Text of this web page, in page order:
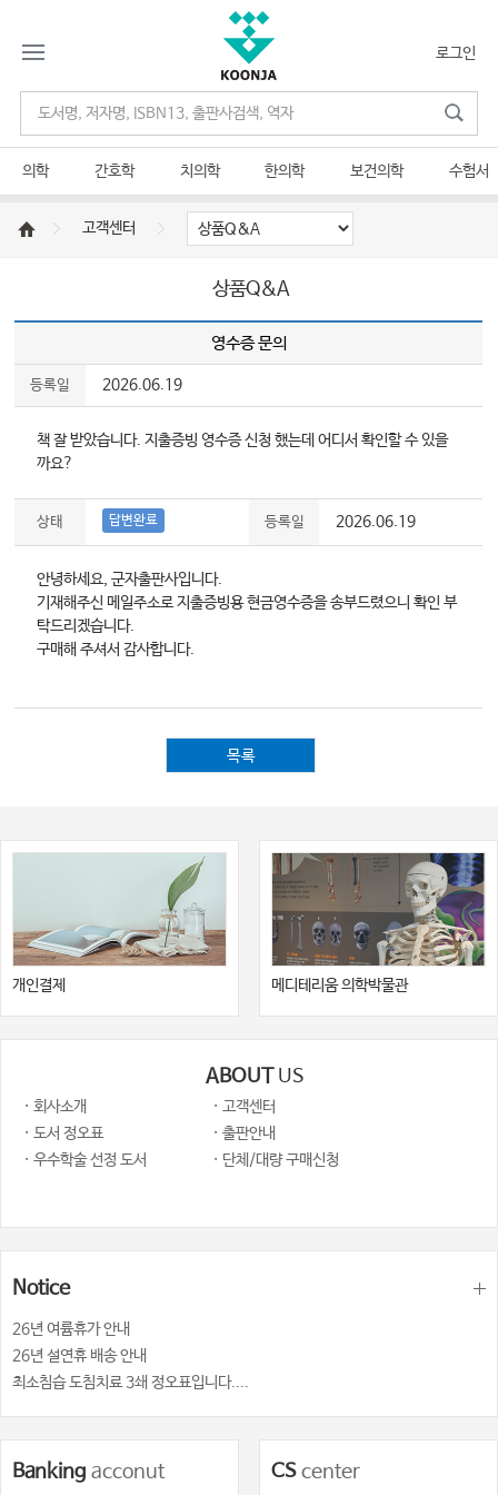
로그인
의학 간호학 치의학 한의학 보건의학 수험서
고객센터
상품Q&A
영수증 문의
등록일 2026.06.19
책 잘 받았습니다. 지출증빙 영수증 신청 했는데 어디서 확인할 수 있을
까요?
상태 답변완료 등록일 2026.06.19
안녕하세요, 군자출판사입니다.
기재해주신 메일주소로 지출증빙용 현금영수증을 송부드렸으니 확인 부
탁드리겠습니다.
구매해 주셔서 감사합니다.
목록
개인결제 메디테리움 의학박물관
ABOUTUS
· 회사소개
· 고객센터
· 도서 정오표
· 출판안내
· 우수학술 선정 도서
· 단체/대량 구매신청
Notice
26년 여륨휴가 안내
26년 설연휴 배송 안내
최소침습 도침치료 3쇄 정오표입니다....
Banking acconut CScenter